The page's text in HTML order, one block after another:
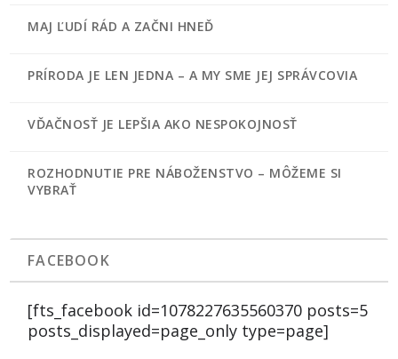
MAJ ĽUDÍ RÁD A ZAČNI HNEĎ
PRÍRODA JE LEN JEDNA – A MY SME JEJ SPRÁVCOVIA
VĎAČNOSŤ JE LEPŠIA AKO NESPOKOJNOSŤ
ROZHODNUTIE PRE NÁBOŽENSTVO – MÔŽEME SI
VYBRAŤ
FACEBOOK
[fts_facebook id=1078227635560370 posts=5
posts_displayed=page_only type=page]